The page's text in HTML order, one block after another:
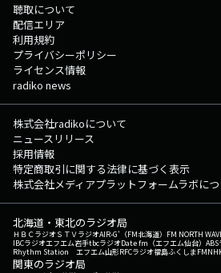
聴取について
配信エリア
利用規約
プライバシーポリシー
ライセンス情報
radiko news
株式会社radikoについて
ニュースリリース
採用情報
特定商取引に関する法律に基づく表示
株式会社メディアプラットフォームラボに
北海道・東北のラジオ局
ＨＢＣラジオＳＴＶラジオAIR-G'（FM北海道） FM NORTH
IBCラジオエフエム岩手tbcラジオDate fm（エフエム仙台）
Rhythm Station エフエム山形RFCラジオ福島ふくしまFM
関東のラジオ局